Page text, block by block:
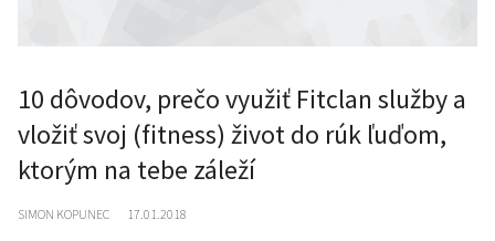
10 dôvodov, prečo využiť Fitclan služby a
vložiť svoj (fitness) život do rúk ľuďom,
ktorým na tebe záleží
SIMON KOPUNEC 17.01.2018